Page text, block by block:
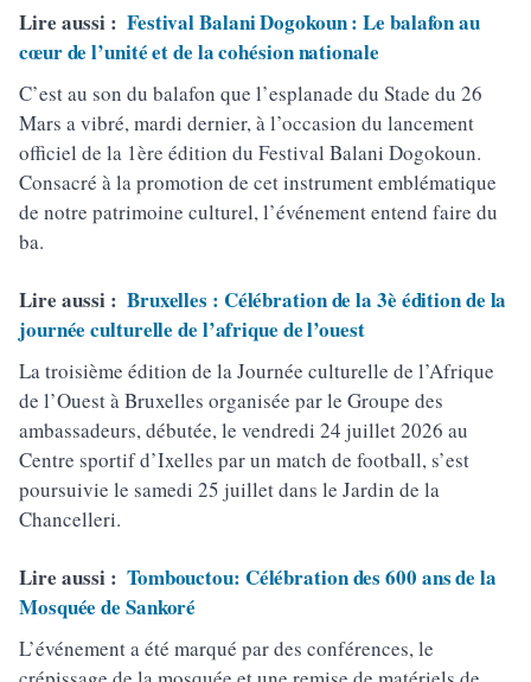
Lire aussi : Festival Balani Dogokoun : Le balafon au
cœur de l’unité et de la cohésion nationale
C’est au son du balafon que l’esplanade du Stade du 26
Mars a vibré, mardi dernier, à l’occasion du lancement
officiel de la 1ère édition du Festival Balani Dogokoun.
Consacré à la promotion de cet instrument emblématique
de notre patrimoine culturel, l’événement entend faire du
ba.
Lire aussi : Bruxelles : Célébration de la 3è édition de la
journée culturelle de l’afrique de l’ouest
La troisième édition de la Journée culturelle de l’Afrique
de l’Ouest à Bruxelles organisée par le Groupe des
ambassadeurs, débutée, le vendredi 24 juillet 2026 au
Centre sportif d’Ixelles par un match de football, s’est
poursuivie le samedi 25 juillet dans le Jardin de la
Chancelleri.
Lire aussi : Tombouctou: Célébration des 600 ans de la
Mosquée de Sankoré
L’événement a été marqué par des conférences, le